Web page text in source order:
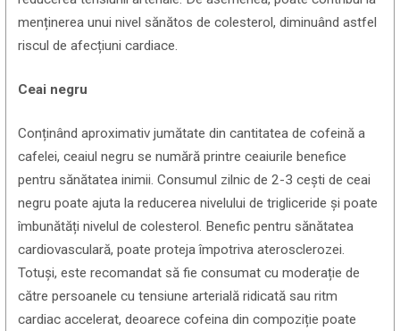
menținerea unui nivel sănătos de colesterol, diminuând astfel
riscul de afecțiuni cardiace.
Ceai negru
Conținând aproximativ jumătate din cantitatea de cofeină a
cafelei, ceaiul negru se numără printre ceaiurile benefice
pentru sănătatea inimii. Consumul zilnic de 2-3 cești de ceai
negru poate ajuta la reducerea nivelului de trigliceride și poate
îmbunătăți nivelul de colesterol. Benefic pentru sănătatea
cardiovasculară, poate proteja împotriva aterosclerozei.
Totuși, este recomandat să fie consumat cu moderație de
către persoanele cu tensiune arterială ridicată sau ritm
cardiac accelerat, deoarece cofeina din compoziție poate